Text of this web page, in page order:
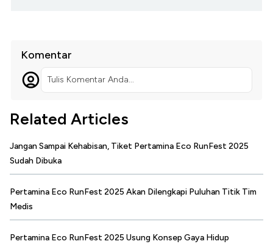
Komentar
Tulis Komentar Anda...
Related Articles
Jangan Sampai Kehabisan, Tiket Pertamina Eco RunFest 2025
Sudah Dibuka
Pertamina Eco RunFest 2025 Akan Dilengkapi Puluhan Titik Tim
Medis
Pertamina Eco RunFest 2025 Usung Konsep Gaya Hidup